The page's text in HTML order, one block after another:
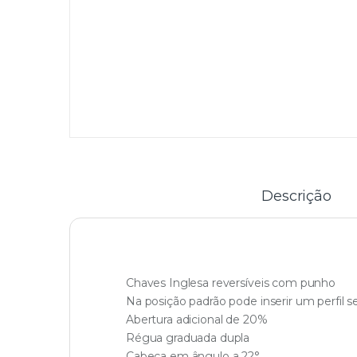
Descrição
Chaves Inglesa reversíveis com punho
Na posição padrão pode inserir um perfil
Abertura adicional de 20%
Régua graduada dupla